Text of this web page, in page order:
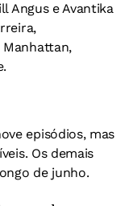
Angus e Avantika
Manhattan,
episódios, mas
Os demais
de junho.